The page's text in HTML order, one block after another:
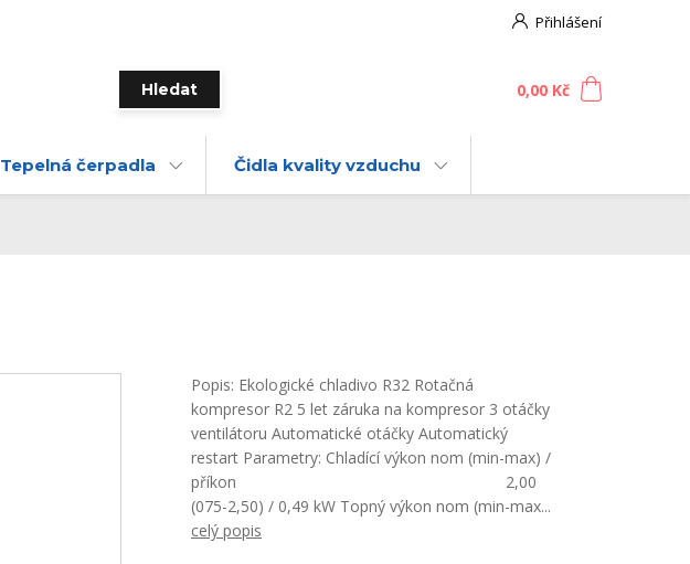
Přihlášení
Hledat 0,00 Kč
Tepelná čerpadla Čidla kvality vzduchu
Popis: Ekologické chladivo R32 Rotačná
kompresor R2 5 let záruka na kompresor 3 otáčky
ventilátoru Automatické otáčky Automatický
restart Parametry: Chladící výkon nom (min-max) /
příkon 2,00
(075-2,50) / 0,49 kW Topný výkon nom (min-max...
celý popis